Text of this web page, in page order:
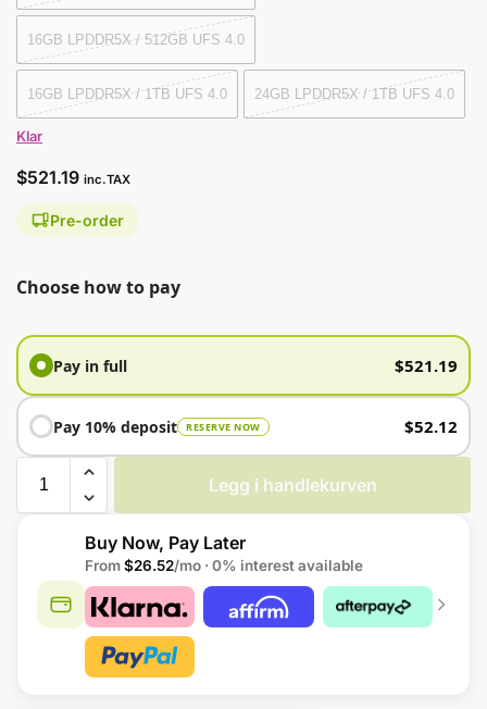
16GB LPDDR5X / 512GB UFS 4.0
16GB LPDDR5X / 1TB UFS 4.0 24GB LPDDR5X / 1TB UFS 4.0
Klar
$521.19 inc.TAX
Pre-order
Choose how to pay
Pay in full $521.19
Pay 10% deposit RESERVE NOW $52.12
Legg i handlekurven
Buy Now, Pay Later
From$26.52/mo · 0% interest available